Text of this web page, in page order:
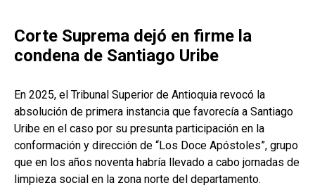
Corte Suprema dejó en firme la
condena de Santiago Uribe
En 2025, el Tribunal Superior de Antioquia revocó la
absolución de primera instancia que favorecía a Santiago
Uribe en el caso por su presunta participación en la
conformación y dirección de “Los Doce Apóstoles”, grupo
que en los años noventa habría llevado a cabo jornadas de
limpieza social en la zona norte del departamento.